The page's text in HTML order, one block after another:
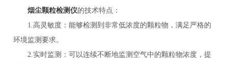
烟尘颗粒检测仪的技术特点：
1.高灵敏度：能够检测到非常低浓度的颗粒物，满足严格的
环境监测要求。
2.实时监测：可以连续不断地监测空气中的颗粒物浓度，提